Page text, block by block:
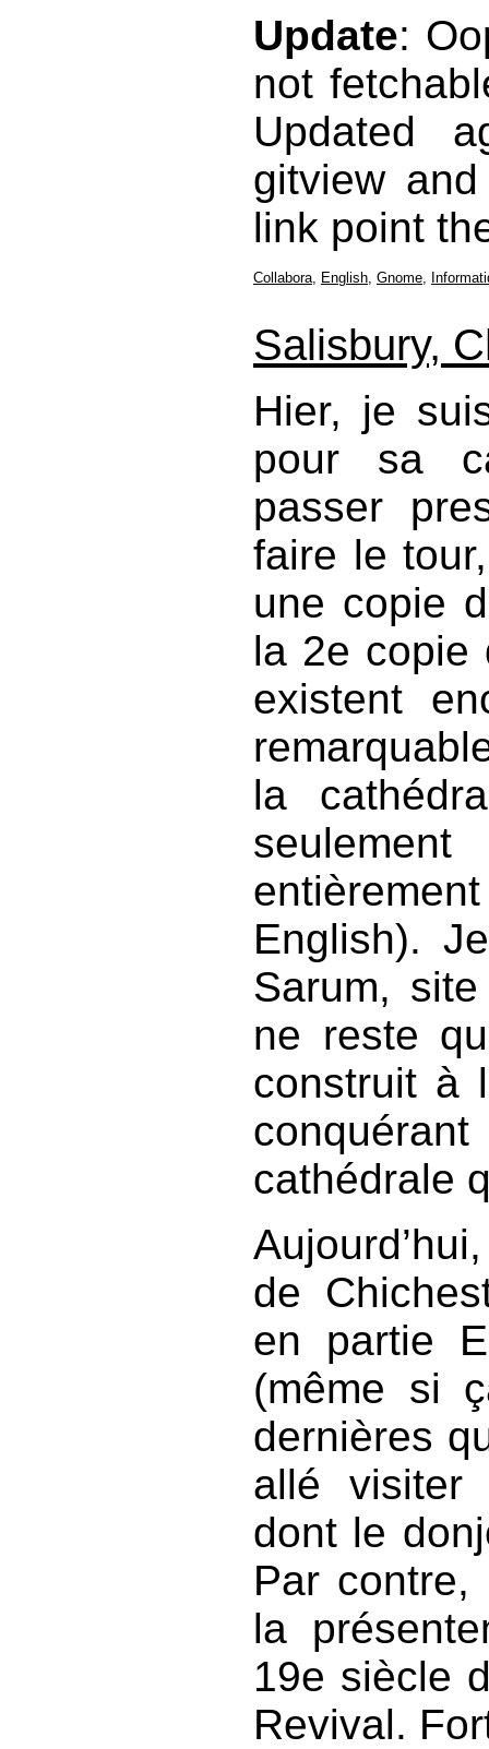
Update:
not
Updated
gitview
link point
Collabora English Gnome
Salisbury,
Hier, je
pour sa
passer
faire le
une copie
la 2e copie
existent
la
English).
Sarum,
ne reste
construit à
cathédrale
de
en partie
(même si
dernières
allé visiter
dont le
Par
la
19e siècle
Revival.